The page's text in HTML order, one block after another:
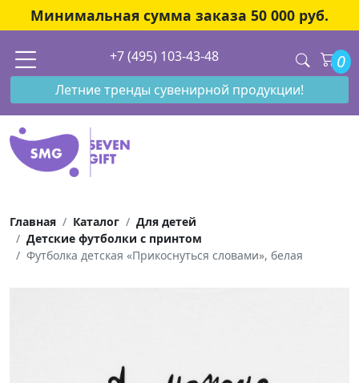
Минимальная сумма заказа 50 000 руб.
+7 (495) 103-43-48 0
Летние тренды сувенирной продукции!
Главная Каталог
Для детей
Детские футболки с принтом
Футболка детская «Прикоснуться словами», белая